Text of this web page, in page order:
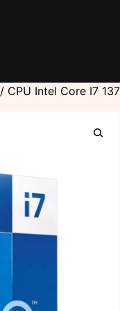
/ CPU Intel Core I7